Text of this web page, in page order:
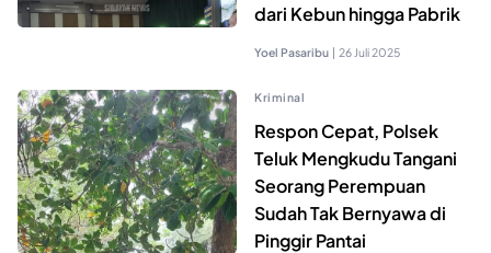
dari Kebun hingga Pabrik
Yoel Pasaribu | 26 Juli 2025
Kriminal
Respon Cepat, Polsek
Teluk Mengkudu Tangani
Seorang Perempuan
Sudah Tak Bernyawa di
Pinggir Pantai